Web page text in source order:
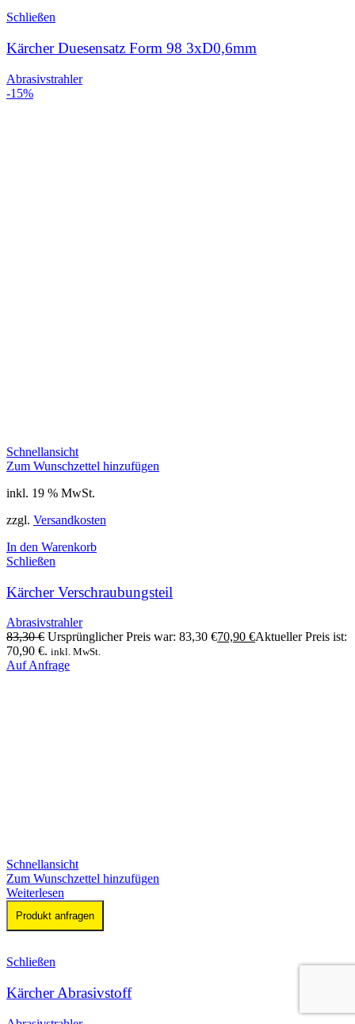
Schließen
Kärcher Duesensatz Form 98 3xD0,6mm
Abrasivstrahler
-15%
Schnellansicht
Zum Wunschzettel hinzufügen
inkl. 19 % MwSt.
zzgl. Versandkosten
In den Warenkorb
Schließen
Kärcher Verschraubungsteil
Abrasivstrahler
83,30€ Ursprünglicher Preis war: 83,30 €70,90 €Aktueller Preis ist:
70,90 €. inkl. MwSt.
Auf Anfrage
Schnellansicht
Zum Wunschzettel hinzufügen
Weiterlesen
Produkt anfragen
Schließen
Kärcher Abrasivstoff